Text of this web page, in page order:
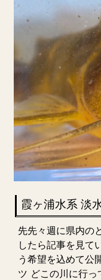
霞ヶ浦水系 淡
先先々週に県内の
したら記事を見て
う希望を込めて
ツ どこの川に行